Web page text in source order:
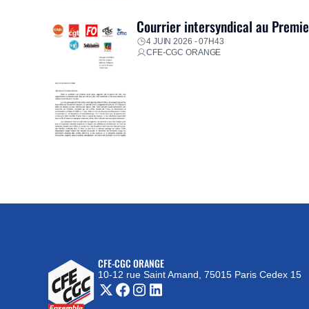
Courrier intersyndical au
4 JUIN 2026 - 07H43
CFE-CGC ORANGE
CFE-CGC ORANGE
10-12 rue Saint Amand, 75015 Paris Cedex 15
(nouvelle fenêtre)